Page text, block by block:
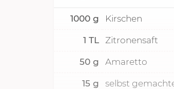
1000 g Kirschen
1 TL Zitronensaft
50 g Amaretto
15 g selbst